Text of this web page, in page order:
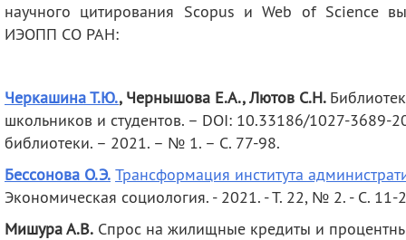
научного цитирования Scopus и Web of Science
ИЭОПП СО РАН:
Черкашина Т.Ю., Чернышова Е.А., Лютов С.Н.
школьников и студентов. – DOI: 10.33186/1027-3689-
библиотеки. – 2021. – № 1. – С. 77-98.
Бессонова О.Э. Трансформация института
Экономическая социология. - 2021. - Т. 22, № 2. - С. 11-
Мишура А.В. Спрос на жилищные кредиты и